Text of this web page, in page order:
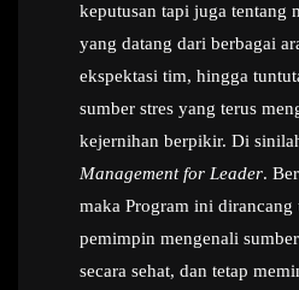
keputusan tapi juga tentang
yang datang dari berbagai
ekspektasi tim, hingga
sumber stres yang terus
kejernihan berpikir. Di
Management for Leader.
maka Program ini
pemimpin mengenali
secara sehat, dan tetap